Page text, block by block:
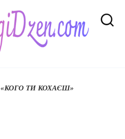
«КОГО ТИ КОХАЄШ»